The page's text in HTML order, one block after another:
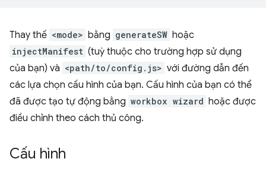
Thay thế <mode> bằng generateSW hoặc
injectManifest (tuỳ thuộc cho trường hợp sử dụng
của bạn) và <path/to/config.js> với đường dẫn đến
các lựa chọn cấu hình của bạn. Cấu hình của bạn có thể
đã được tạo tự động bằng workbox wizard hoặc được
điều chỉnh theo cách thủ công.
Cấu hình